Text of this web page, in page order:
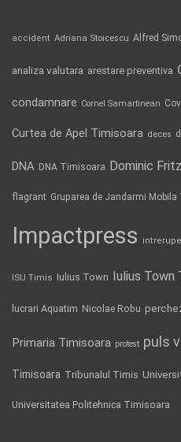
accident Adriana Stoicescu Alfred
analiza valutara arestare preventiva
condamnare Cornel Samartinean
Curtea de Apel Timisoara deces
DNA DNA Timisoara Dominic Fritz
flagrant Gruparea de Jandarmi
Impactpress
ISU Timis Iulius Town Iulius Town
lucrari Aquatim Nicolae Robu
Primaria Timisoara protest puls
Timisoara Tribunalul Timis
Universitatea Politehnica Timisoara